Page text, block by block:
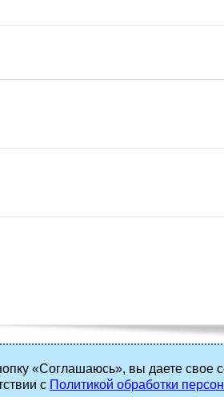
«Соглашаюсь», вы даете свое
с Политикой обработки